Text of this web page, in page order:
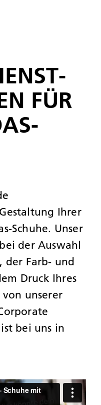
FÜR
Ihrer
Schuhe. Unser
der Auswahl
der Farb- und
Druck Ihres
unserer
bei uns in